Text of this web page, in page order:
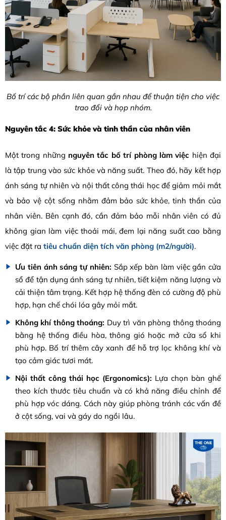
Bố trí các bộ phần liên quan gần nhau để thuận tiện cho việc
trao đổi và họp nhóm.
Nguyên tắc 4: Sức khỏe và tinh thần của nhân viên
Một trong những nguyên tắc bố trí phòng làm việc hiện đại
là tập trung vào sức khỏe và năng suất. Theo đó, hãy kết hợp
ánh sáng tự nhiên và nội thất công thái học để giảm mỏi mắt
và bảo vệ cột sống nhằm đảm bảo sức khỏe, tinh thần của
nhân viên. Bên cạnh đó, cần đảm bảo mỗi nhân viên có đủ
không gian làm việc thoải mái, đem lại năng suất cao bằng
việc đặt ra tiêu chuẩn diện tích văn phòng (m2/người).
Ưu tiên ánh sáng tự nhiên: Sắp xếp bàn làm việc gần cửa
sổ để tận dụng ánh sáng tự nhiên, tiết kiệm năng lượng và
cải thiện tâm trạng. Kết hợp hệ thống đèn có cường độ phù
hợp, hạn chế chói lóa gây mỏi mắt.
Không khí thông thoáng: Duy trì văn phòng thông thoáng
bằng hệ thống điều hòa, thông gió hoặc mở cửa sổ khi
phù hợp. Bố trí thêm cây xanh để hỗ trợ lọc không khí và
tạo cảm giác tươi mát.
Nội thất công thái học (Ergonomics): Lựa chọn bàn ghế
theo kích thước tiêu chuẩn và có khả năng điều chỉnh để
phù hợp vóc dáng. Cách này giúp phòng tránh các vấn đề
ở cột sống, vai và gáy do ngồi lâu.